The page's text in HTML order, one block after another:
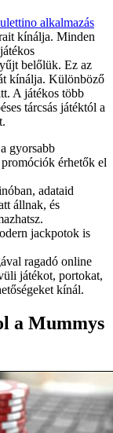
alkalmazás
kínálja. Minden
belőlük. Ez az
kínálja. Különböző
A játékos több
tárcsás játéktól a
gyorsabb
érhetők el
adataid
állnak, és
jackpotok is
ragadó online
játékot, portokat,
kínál.
a Mummys